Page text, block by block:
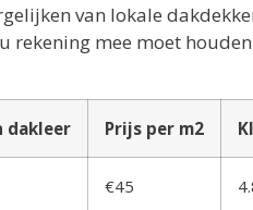
van lokale
rekening mee moet
dakleer Prijs per m2
€45